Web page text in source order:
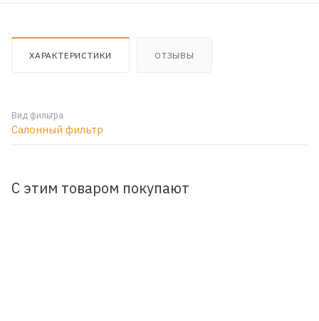
ХАРАКТЕРИСТИКИ ОТЗЫВЫ
Вид фильтра
Салонный фильтр
С этим товаром покупают